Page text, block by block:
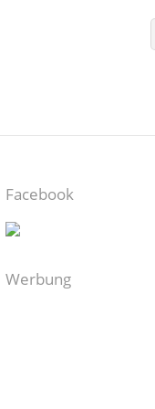
Facebook
Werbung